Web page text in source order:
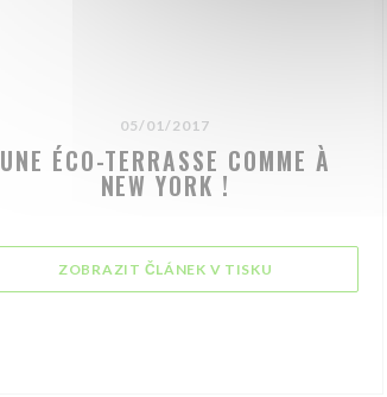
05/01/2017
UNE ÉCO-TERRASSE COMME À
NEW YORK !
ZOBRAZIT ČLÁNEK V TISKU